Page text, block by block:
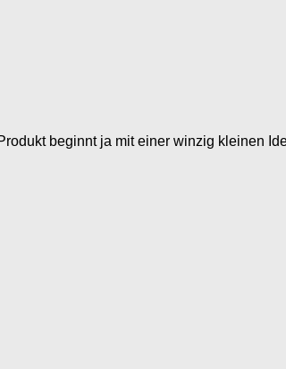
beginnt ja mit einer winzig kleinen